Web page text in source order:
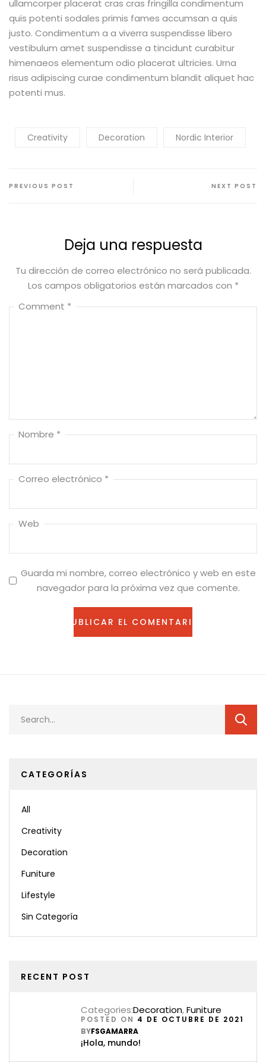
CATEGORÍAS
All
Creativity
Decoration
Funiture
Lifestyle
Sin Categoría
RECENT POST
Categories:Decoration,Funiture
¡Hola, mundo!
POSTED ON 4 DE OCTUBRE DE 2021
BYFSGAMARRA
ullamcorper placerat cras cras fringilla condimentum
quis potenti sodales primis fames accumsan a quis
justo. Condimentum a a viverra suspendisse libero
vestibulum amet suspendisse a tincidunt curabitur
himenaeos elementum odio placerat ultricies. Urna
risus adipiscing curae condimentum blandit aliquet hac
potenti mus.
Creativity Decoration Nordic Interior
PREVIOUS POST NEXT POST
Deja una respuesta
Tu dirección de correo electrónico no será publicada.
Los campos obligatorios están marcados con *
Comment *
Nombre *
Correo electrónico *
Web
Guarda mi nombre, correo electrónico y web en este
navegador para la próxima vez que comente.